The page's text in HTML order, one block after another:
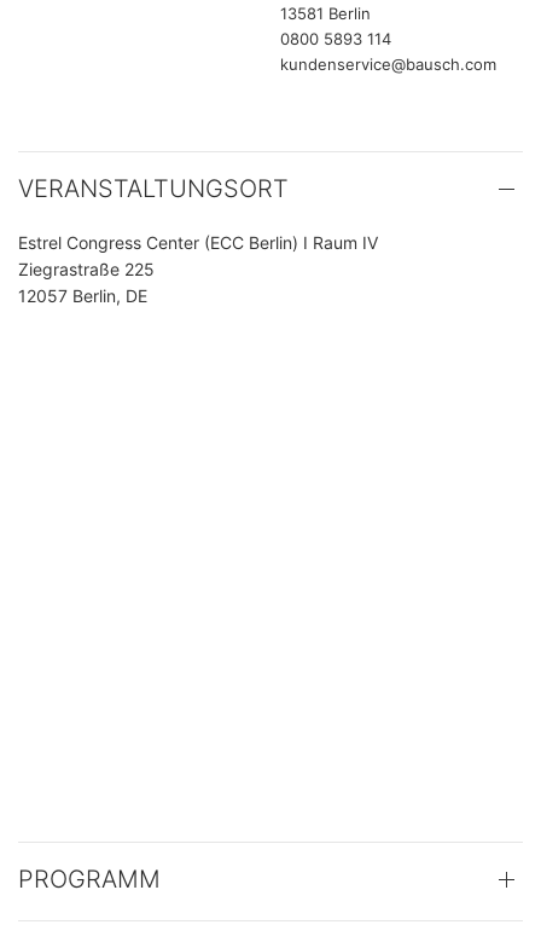
13581 Berlin
0800 5893 114
kundenservice@bausch.com
VERANSTALTUNGSORT
Estrel Congress Center (ECC Berlin) I Raum IV
Ziegrastraße 225
12057 Berlin, DE
PROGRAMM